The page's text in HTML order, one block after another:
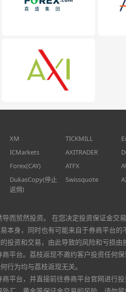
XM TICKMILL
ICMarkets AXITRADER
Forex(CAY) ATFX
DukasCopy(停止
返佣)
Swissquote
而贸然投资。 在您决定投资保证金交
身，同时也有可能来自于券商平台
资和交易，由此导致的风险和亏损由
平台。荔枝返现不邀约客户投资任何
行为均与荔枝返现无关。
平台，并直接前往券商平台官网进行